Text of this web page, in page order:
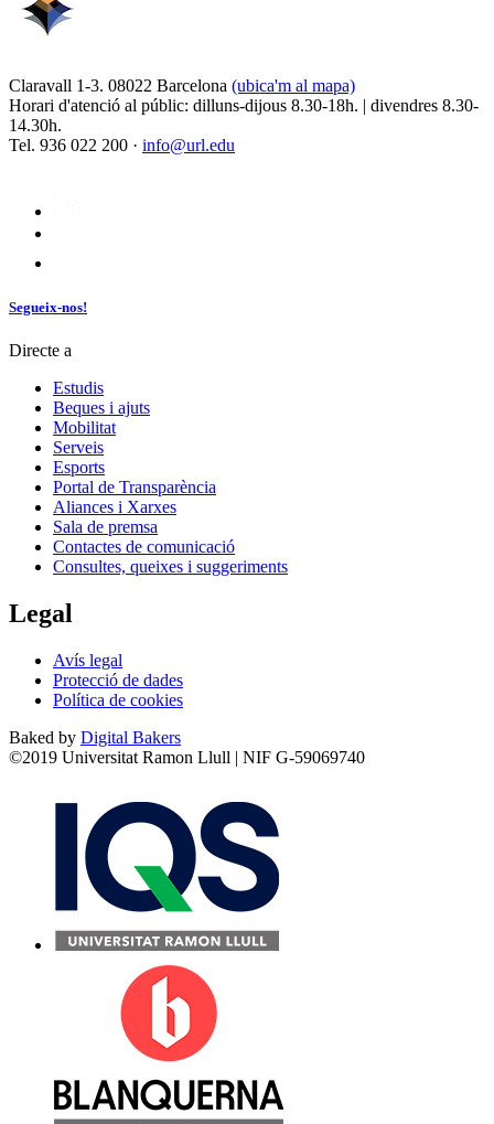
Claravall 1-3. 08022 Barcelona (ubica'm al mapa)
Horari d'atenció al públic: dilluns-dijous 8.30-18h. | divendres 8.30-
14.30h.
Tel. 936 022 200 · info@url.edu
Segueix-nos!
Directe a
Estudis
Beques i ajuts
Mobilitat
Serveis
Esports
Portal de Transparència
Aliances i Xarxes
Sala de premsa
Contactes de comunicació
Consultes, queixes i suggeriments
Legal
Avís legal
Protecció de dades
Política de cookies
Baked by Digital Bakers
©2019 Universitat Ramon Llull | NIF G-59069740